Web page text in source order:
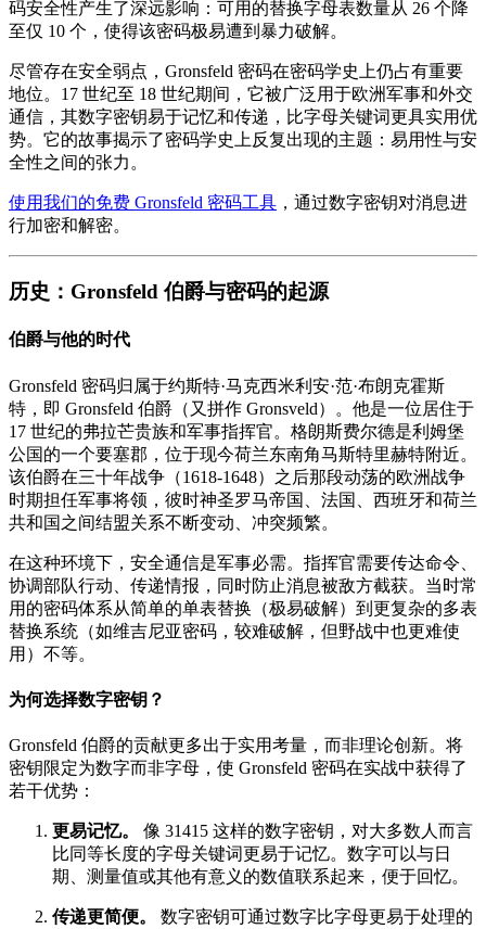
码安全性产生了深远影响：可用的替换字母表数量从 26 个降
至仅 10 个，使得该密码极易遭到暴力破解。
尽管存在安全弱点，Gronsfeld 密码在密码学史上仍占有重要
地位。17 世纪至 18 世纪期间，它被广泛用于欧洲军事和外交
通信，其数字密钥易于记忆和传递，比字母关键词更具实用优
势。它的故事揭示了密码学史上反复出现的主题：易用性与安
全性之间的张力。
使用我们的免费 Gronsfeld 密码工具 ，通过数字密钥对消息进
行加密和解密。
历史：Gronsfeld 伯爵与密码的起源
伯爵与他的时代
Gronsfeld 密码归属于约斯特·马克西米利安·范·布朗克霍斯
特，即 Gronsfeld 伯爵（又拼作 Gronsveld）。他是一位居住于
17 世纪的弗拉芒贵族和军事指挥官。格朗斯费尔德是利姆堡
公国的一个要塞郡，位于现今荷兰东南角马斯特里赫特附近。
该伯爵在三十年战争（1618-1648）之后那段动荡的欧洲战争
时期担任军事将领，彼时神圣罗马帝国、法国、西班牙和荷兰
共和国之间结盟关系不断变动、冲突频繁。
在这种环境下，安全通信是军事必需。指挥官需要传达命令、
协调部队行动、传递情报，同时防止消息被敌方截获。当时常
用的密码体系从简单的单表替换（极易破解）到更复杂的多表
替换系统（如维吉尼亚密码，较难破解，但野战中也更难使
用）不等。
为何选择数字密钥？
Gronsfeld 伯爵的贡献更多出于实用考量，而非理论创新。将
密钥限定为数字而非字母，使 Gronsfeld 密码在实战中获得了
若干优势：
更易记忆。
像 31415 这样的数字密钥，对大多数人而言
比同等长度的字母关键词更易于记忆。数字可以与日
期、测量值或其他有意义的数值联系起来，便于回忆。
传递更简便。
数字密钥可通过数字比字母更易于处理的